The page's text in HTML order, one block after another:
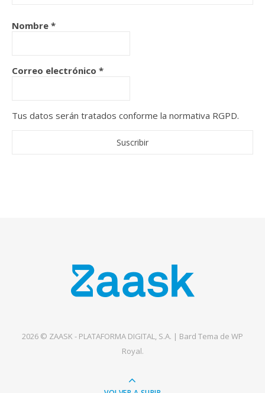
Nombre *
Correo electrónico *
Tus datos serán tratados conforme la normativa RGPD.
2026 © ZAASK - PLATAFORMA DIGITAL, S.A. | Bard Tema de WP
Royal.